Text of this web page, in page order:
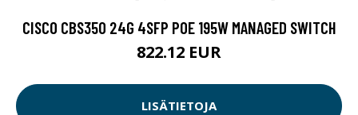
CISCO CBS350 24G 4SFP POE 195W MANAGED SWITCH
822.12 EUR
LISÄTIETOJA